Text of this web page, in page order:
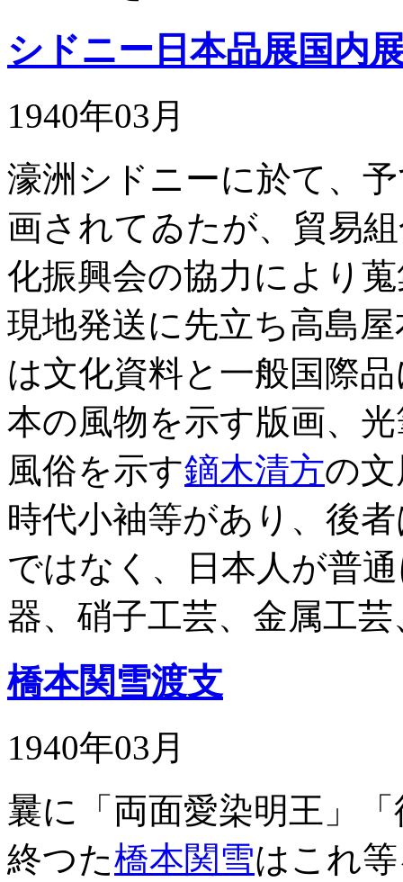
シドニー日本品展国内
1940年03月
濠洲シドニーに於て、
画されてゐたが、貿易
化振興会の協力により
現地発送に先立ち高島
は文化資料と一般国際
本の風物を示す版画、
風俗を示す鏑木清方の
時代小袖等があり、後
ではなく、日本人が普
器、硝子工芸、金属工
橋本関雪渡支
1940年03月
曩に「両面愛染明王」
終つた橋本関雪はこれ